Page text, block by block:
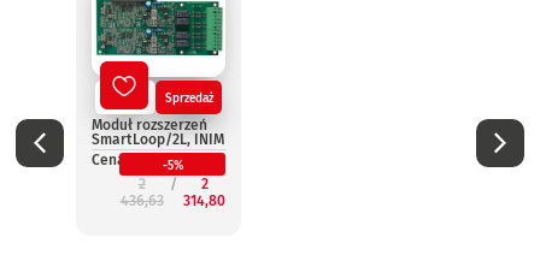
Nowy Sprzedaż
Moduł rozszerzeń
SmartLoop/2L, INIM
Cena:
-5%
2
436,63
2
314,80
INIM